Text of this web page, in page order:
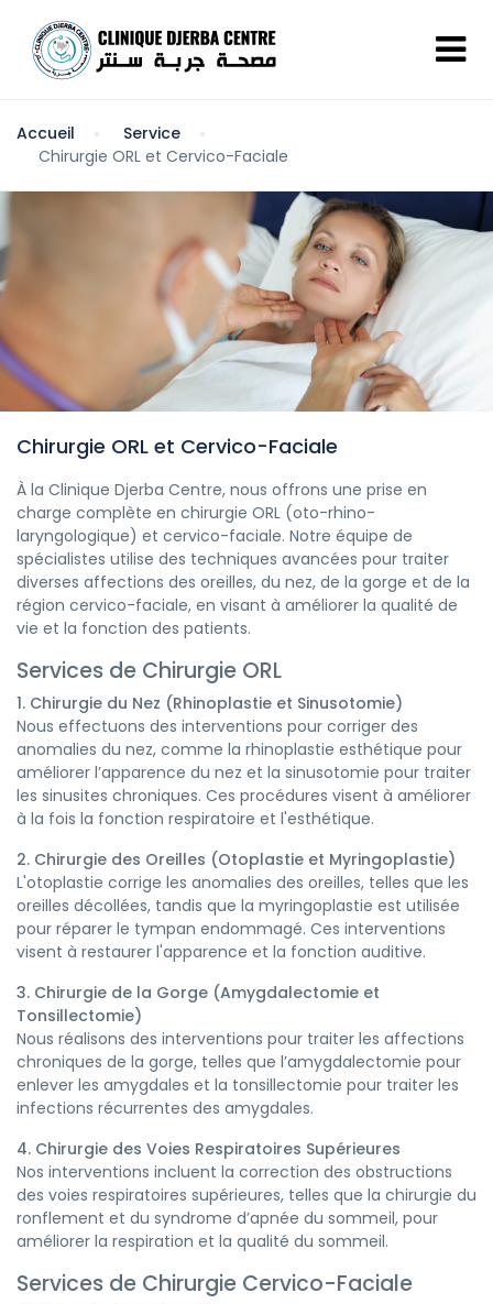
Accueil
Service
Chirurgie ORL et Cervico-Faciale
Chirurgie ORL et Cervico-Faciale
À la Clinique Djerba Centre, nous offrons une prise en
charge complète en chirurgie ORL (oto-rhino-
laryngologique) et cervico-faciale. Notre équipe de
spécialistes utilise des techniques avancées pour traiter
diverses affections des oreilles, du nez, de la gorge et de la
région cervico-faciale, en visant à améliorer la qualité de
vie et la fonction des patients.
Services de Chirurgie ORL
1. Chirurgie du Nez (Rhinoplastie et Sinusotomie)
Nous effectuons des interventions pour corriger des
anomalies du nez, comme la rhinoplastie esthétique pour
améliorer l’apparence du nez et la sinusotomie pour traiter
les sinusites chroniques. Ces procédures visent à améliorer
à la fois la fonction respiratoire et l'esthétique.
2. Chirurgie des Oreilles (Otoplastie et Myringoplastie)
L'otoplastie corrige les anomalies des oreilles, telles que les
oreilles décollées, tandis que la myringoplastie est utilisée
pour réparer le tympan endommagé. Ces interventions
visent à restaurer l'apparence et la fonction auditive.
3. Chirurgie de la Gorge (Amygdalectomie et
Tonsillectomie)
Nous réalisons des interventions pour traiter les affections
chroniques de la gorge, telles que l’amygdalectomie pour
enlever les amygdales et la tonsillectomie pour traiter les
infections récurrentes des amygdales.
4. Chirurgie des Voies Respiratoires Supérieures
Nos interventions incluent la correction des obstructions
des voies respiratoires supérieures, telles que la chirurgie du
ronflement et du syndrome d’apnée du sommeil, pour
améliorer la respiration et la qualité du sommeil.
Services de Chirurgie Cervico-Faciale